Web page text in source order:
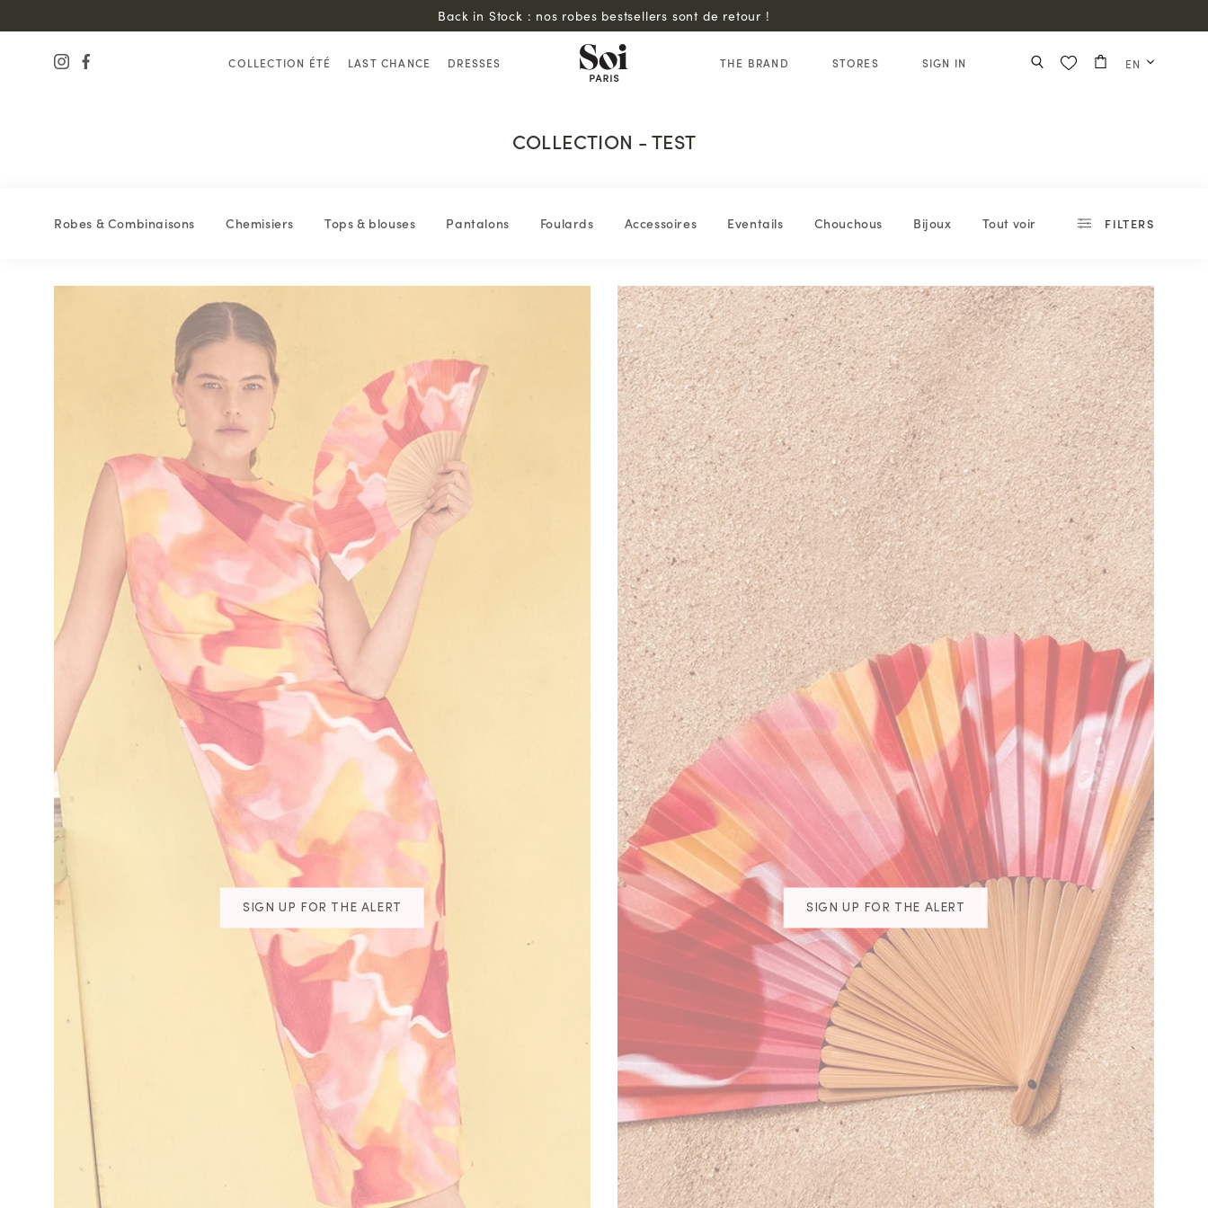
Back in Stock : nos robes bestsellers sont de retour !
COLLECTION ÉTÉ LAST CHANCE DRESSES THE BRAND STORES SIGN IN EN
COLLECTION - TEST
Robes & Combinaisons Chemisiers Tops & blouses Pantalons Foulards Accessoires Eventails Chouchous Bijoux Tout voir FILTERS
SIGN UP FOR THE ALERT SIGN UP FOR THE ALERT